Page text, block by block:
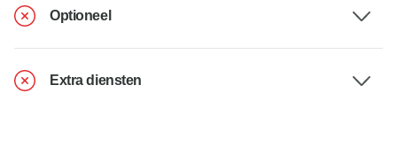
Optioneel
Extra diensten